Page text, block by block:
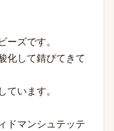
ズです。
化して錆びてきて
います。
ドマンシュテッテ